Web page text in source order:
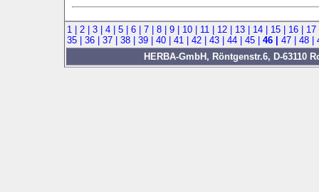
1 | 2 | 3 | 4 | 5 | 6 | 7 | 8 | 9 | 10 | 11 | 12 | 13 | 14 | 15 | 16 |
35 | 36 | 37 | 38 | 39 | 40 | 41 | 42 | 43 | 44 | 45 | 46 | 47 | 48 |
HERBA-GmbH, Röntgenstr.6, D-63110